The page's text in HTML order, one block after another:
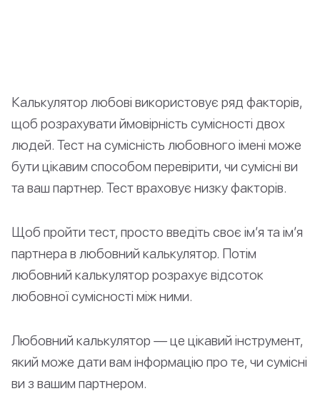
Калькулятор любові використовує ряд факторів,
щоб розрахувати ймовірність сумісності двох
людей. Тест на сумісність любовного імені може
бути цікавим способом перевірити, чи сумісні ви
та ваш партнер. Тест враховує низку факторів.
Щоб пройти тест, просто введіть своє ім’я та ім’я
партнера в любовний калькулятор. Потім
любовний калькулятор розрахує відсоток
любовної сумісності між ними.
Любовний калькулятор — це цікавий інструмент,
який може дати вам інформацію про те, чи сумісні
ви з вашим партнером.